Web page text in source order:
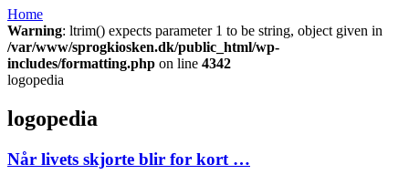
Home
Warning: ltrim() expects parameter 1 to be string, object given in
/var/www/sprogkiosken.dk/public_html/wp-
includes/formatting.php on line 4342
logopedia
logopedia
Når livets skjorte blir for kort …